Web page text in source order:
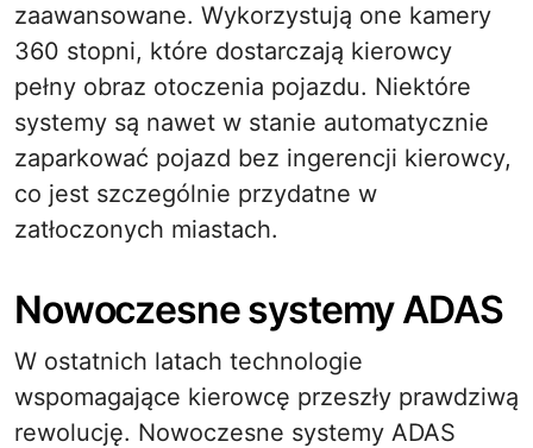
zaawansowane. Wykorzystują one kamery
360 stopni, które dostarczają kierowcy
pełny obraz otoczenia pojazdu. Niektóre
systemy są nawet w stanie automatycznie
zaparkować pojazd bez ingerencji kierowcy,
co jest szczególnie przydatne w
zatłoczonych miastach.
Nowoczesne systemy ADAS
W ostatnich latach technologie
wspomagające kierowcę przeszły prawdziwą
rewolucję. Nowoczesne systemy ADAS